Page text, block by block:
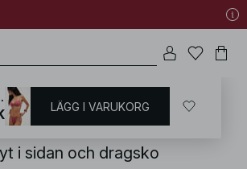
Bikininederdelar Brazilian Bikinis
i sidan och dragsko
dragsko
LÄGG I VARUKORG